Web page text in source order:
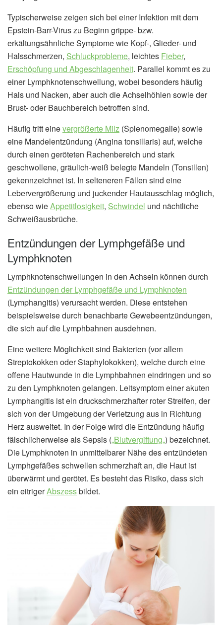
Typischerweise zeigen sich bei einer Infektion mit dem
Epstein-Barr-Virus zu Beginn grippe- bzw.
erkältungsähnliche Symptome wie Kopf-, Glieder- und
Halsschmerzen, Schluckprobleme, leichtes Fieber,
Erschöpfung und Abgeschlagenheit. Parallel kommt es zu
einer Lymphknotenschwellung, wobei besonders häufig
Hals und Nacken, aber auch die Achselhöhlen sowie der
Brust- oder Bauchbereich betroffen sind.
Häufig tritt einevergrößerte Milz (Splenomegalie) sowie
eine Mandelentzündung (Angina tonsillaris) auf, welche
durch einen geröteten Rachenbereich und stark
geschwollene, gräulich-weiß belegte Mandeln (Tonsillen)
gekennzeichnet ist. In selteneren Fällen sind eine
Lebervergrößerung und juckender Hautausschlag möglich,
ebenso wieAppetitlosigkeit, Schwindel und nächtliche
Schweißausbrüche.
Entzündungen der Lymphgefäße und
Lymphknoten
Lymphknotenschwellungen in den Achseln können durch
Entzündungen der Lymphgefäße und Lymphknoten
(Lymphangitis) verursacht werden. Diese entstehen
beispielsweise durch benachbarte Gewebeentzündungen,
die sich auf die Lymphbahnen ausdehnen.
Eine weitere Möglichkeit sind Bakterien (vor allem
Streptokokken oder Staphylokokken), welche durch eine
offene Hautwunde in die Lymphbahnen eindringen und so
zu den Lymphknoten gelangen. Leitsymptom einer akuten
Lymphangitis ist ein druckschmerzhafter roter Streifen, der
sich von der Umgebung der Verletzung aus in Richtung
Herz ausweitet. In der Folge wird die Entzündung häufig
fälschlicherweise als Sepsis („Blutvergiftung„) bezeichnet.
Die Lymphknoten in unmittelbarer Nähe des entzündeten
Lymphgefäßes schwellen schmerzhaft an, die Haut ist
überwärmt und gerötet. Es besteht das Risiko, dass sich
ein eitrigerAbszessbildet.